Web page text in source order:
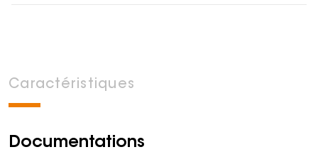
Caractéristiques
Documentations